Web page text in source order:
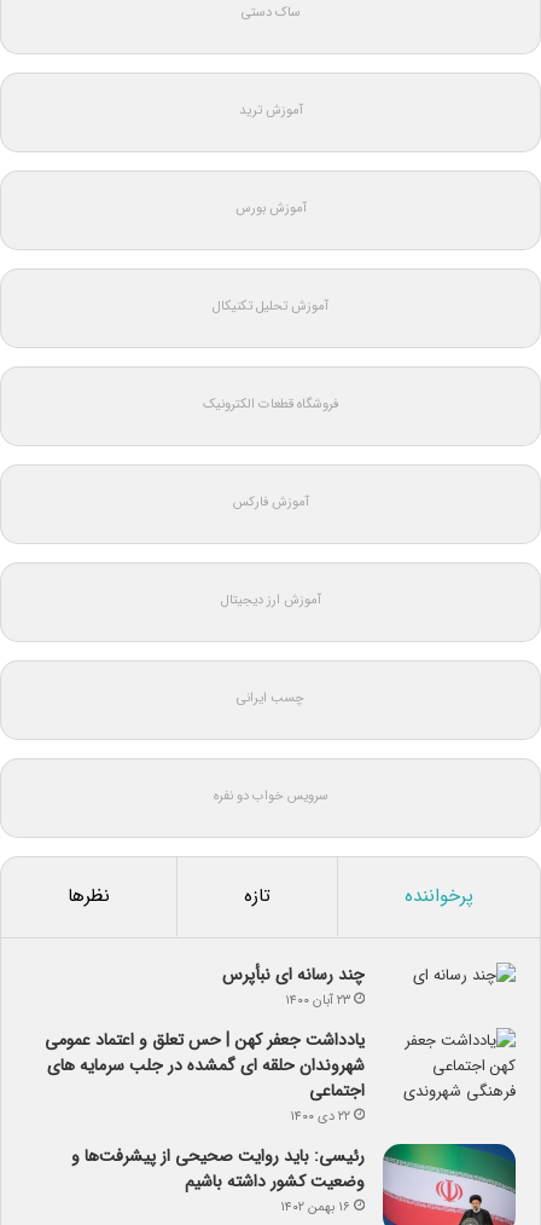
ساک دستی
آموزش ترید
آموزش بورس
آموزش تحلیل تکنیکال
فروشگاه قطعات الکترونیک
آموزش فارکس
آموزش ارز دیجیتال
چسب ایرانی
سرویس خواب دو نفره
پرخواننده تازه نظرها
چند رسانه ای نبأپرس
۲۳ آبان ۱۴۰۰
یادداشت جعفر کهن | حس تعلق و اعتماد عمومی
شهروندان حلقه ای گمشده در جلب سرمایه های
اجتماعی
۲۲ دی ۱۴۰۰
رئیسی: باید روایت صحیحی از پیشرفت‌ها و
وضعیت کشور داشته باشیم
۱۶ بهمن ۱۴۰۲